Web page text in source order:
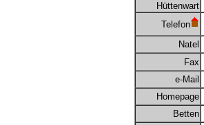
Hüttenwart
Telefon
Natel
Fax
e-Mail
Homepage
Betten